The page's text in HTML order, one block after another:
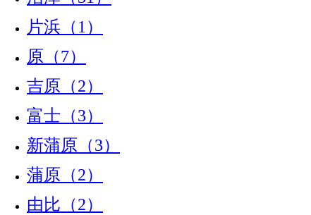
片浜（1）
原（7）
吉原（2）
富士（3）
新蒲原（3）
蒲原（2）
由比（2）